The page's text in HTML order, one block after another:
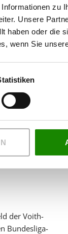
zu
Unsere
haben oder die
wenn Sie
der
Saison
Wochen
der Voith-
Bundesliga-